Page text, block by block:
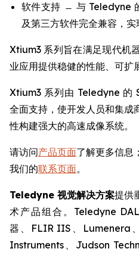
软件支持 ̶ 与 Teledyne
及第三方软件完全兼容，实
Xtium3 系列旨在满足现代机
业应用提供稳健的性能、可扩
Xtium3 系列由 Teledyne 的
全面支持，使开发人员和集成
性构建强大的高速成像系统。
请访问产品页面了解更多信息
我们的联系页面。
Teledyne 视觉解决方案提供
术产品组合。Teledyne
器、FLIR IIS、Lumenera
Instruments、Judson